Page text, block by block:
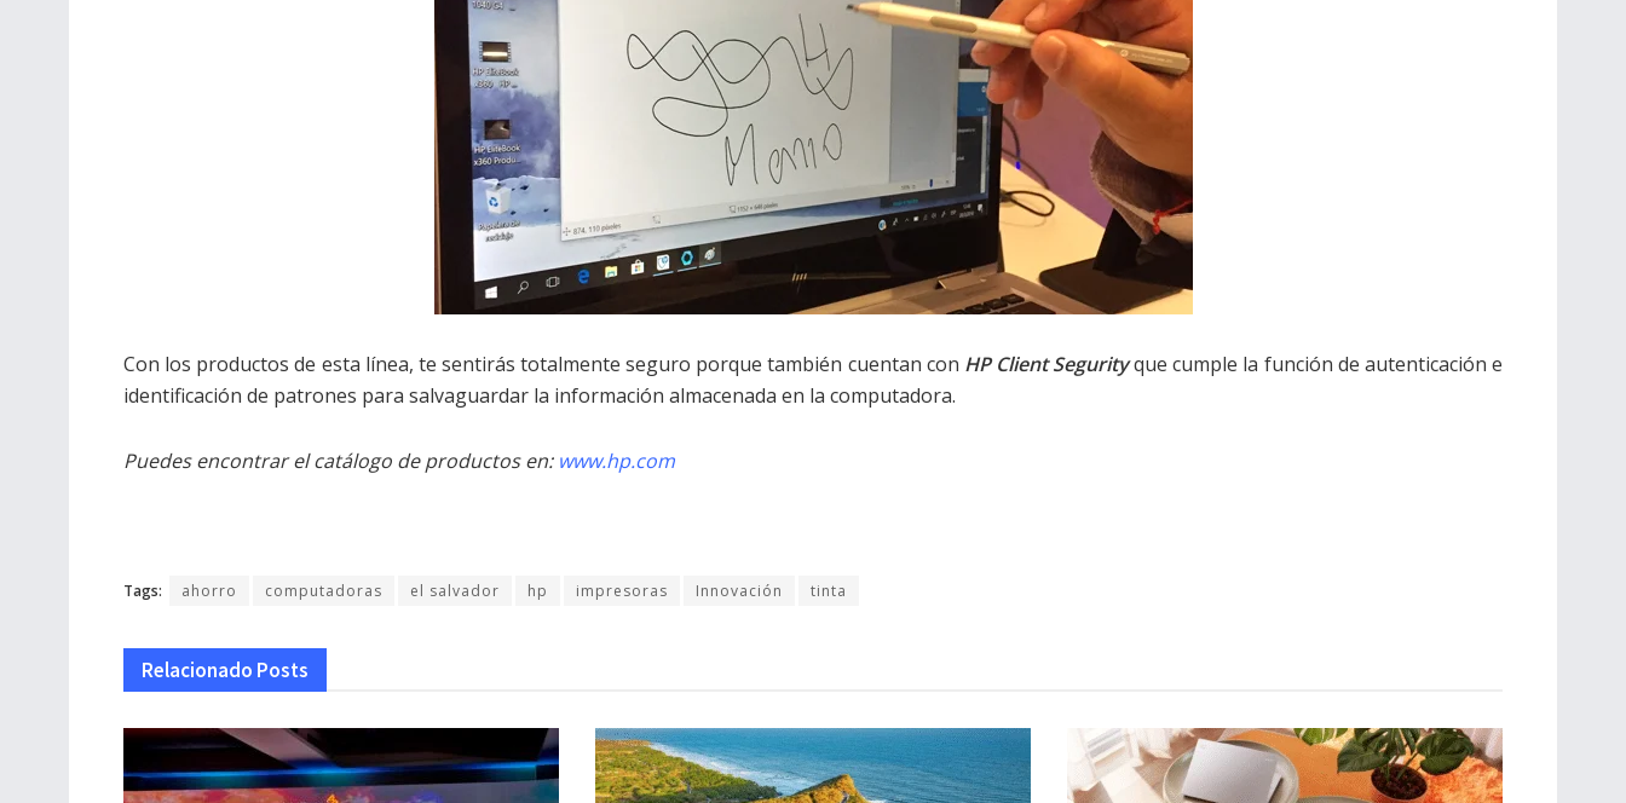
Con los productos de esta línea, te sentirás totalmente seguro porque también cuentan con HP Client Segurityque cumple la función de autenticación e
identificación de patrones para salvaguardar la información almacenada en la computadora.
Puedes encontrar el catálogo de productos en: www.hp.com
Tags: ahorro computadoras el salvador hp impresoras Innovación tinta
Relacionado Posts